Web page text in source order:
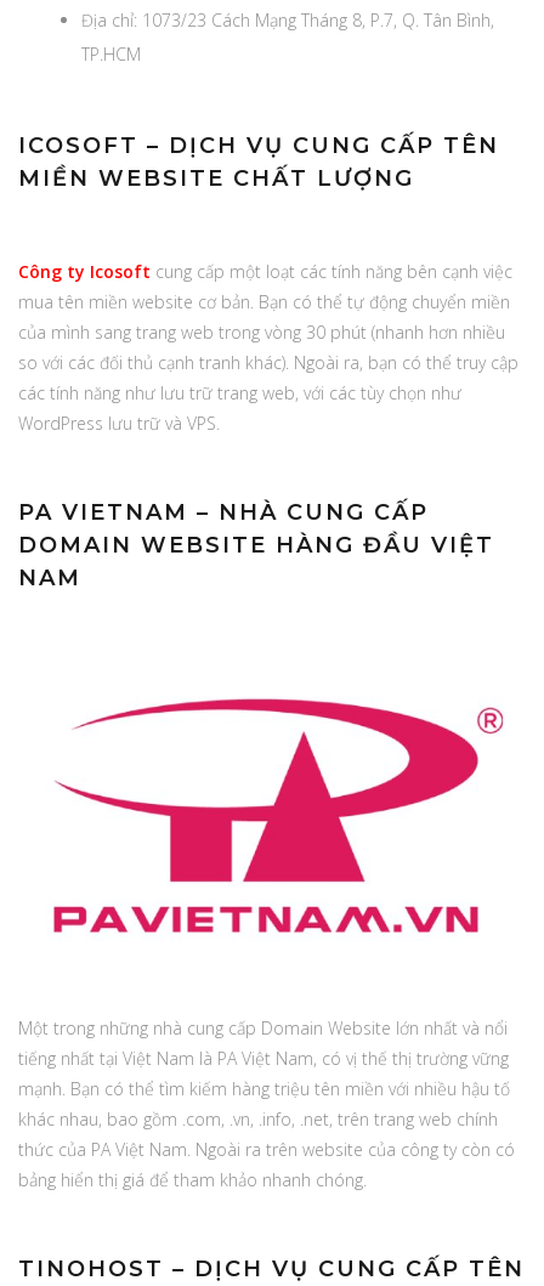
Địa chỉ: 1073/23 Cách Mạng Tháng 8, P.7, Q. Tân Bình,
TP.HCM
ICOSOFT – DỊCH VỤ CUNG CẤP TÊN
MIỀN WEBSITE CHẤT LƯỢNG
Công ty Icosoft cung cấp một loạt các tính năng bên cạnh việc
mua tên miền website cơ bản. Bạn có thể tự động chuyển miền
của mình sang trang web trong vòng 30 phút (nhanh hơn nhiều
so với các đối thủ cạnh tranh khác). Ngoài ra, bạn có thể truy cập
các tính năng như lưu trữ trang web, với các tùy chọn như
WordPress lưu trữ và VPS.
PA VIETNAM – NHÀ CUNG CẤP
DOMAIN WEBSITE HÀNG ĐẦU VIỆT
NAM
Một trong những nhà cung cấp Domain Website lớn nhất và nổi
tiếng nhất tại Việt Nam là PA Việt Nam, có vị thế thị trường vững
mạnh. Bạn có thể tìm kiếm hàng triệu tên miền với nhiều hậu tố
khác nhau, bao gồm .com, .vn, .info, .net, trên trang web chính
thức của PA Việt Nam. Ngoài ra trên website của công ty còn có
bảng hiển thị giá để tham khảo nhanh chóng.
TINOHOST – DỊCH VỤ CUNG CẤP TÊN